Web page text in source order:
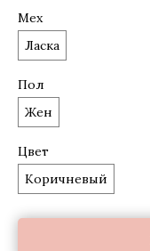
Мех
Ласка
Пол
Жен
Цвет
Коричневый